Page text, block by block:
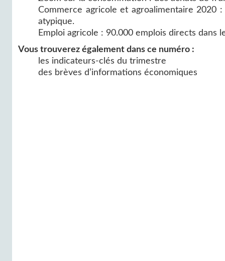
Commerce agricole et agroalimentaire 2020
atypique.
Emploi agricole : 90.000 emplois directs dans
Vous trouverez également dans ce numéro :
les indicateurs-clés du trimestre
des brèves d’informations économiques